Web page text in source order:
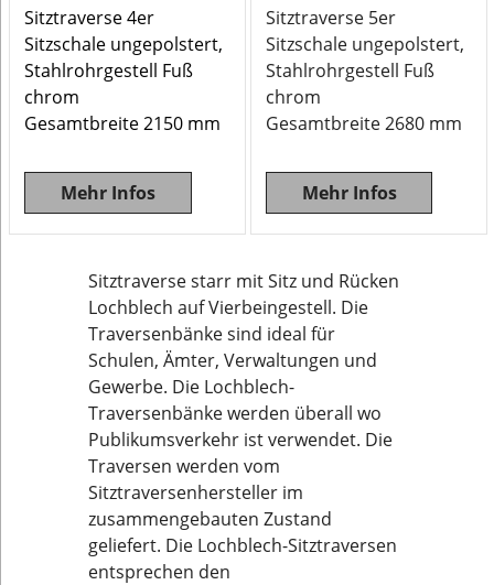
Sitztraverse 4er
Sitzschale ungepolstert,
Stahlrohrgestell Fuß
chrom
Gesamtbreite 2150 mm
Mehr Infos
Sitztraverse 5er
Sitzschale ungepolstert,
Stahlrohrgestell Fuß
chrom
Gesamtbreite 2680 mm
Mehr Infos
Sitztraverse starr mit Sitz und Rücken
Lochblech auf Vierbeingestell. Die
Traversenbänke sind ideal für
Schulen, Ämter, Verwaltungen und
Gewerbe. Die Lochblech-
Traversenbänke werden überall wo
Publikumsverkehr ist verwendet. Die
Traversen werden vom
Sitztraversenhersteller im
zusammengebauten Zustand
geliefert. Die Lochblech-Sitztraversen
entsprechen den